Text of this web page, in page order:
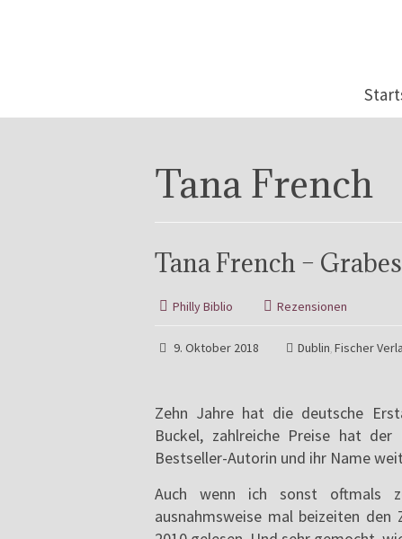
Tana French
Tana French –
Philly Biblio Rezensionen
9. Oktober 2018 Dublin, Fischer
Zehn Jahre hat die deutsche
Buckel, zahlreiche Preise hat
Bestseller-Autorin und ihr Name
Auch wenn ich sonst oftmals
ausnahmsweise mal beizeiten